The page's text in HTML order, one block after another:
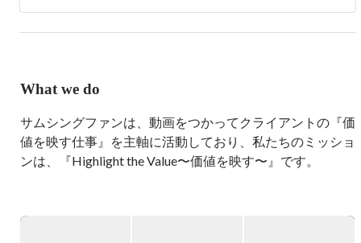
サラリーマンをしながら個人で20代起業家のインタビュー
What we do
サムシングファンは、動画をつかってクライアントの『価
値を映す仕事』を主軸に活動しており、私たちのミッショ
ンは、『Highlight the Value〜価値を映す〜』です。
力をもっと伝えたい販売担当者、企業のブランディングを